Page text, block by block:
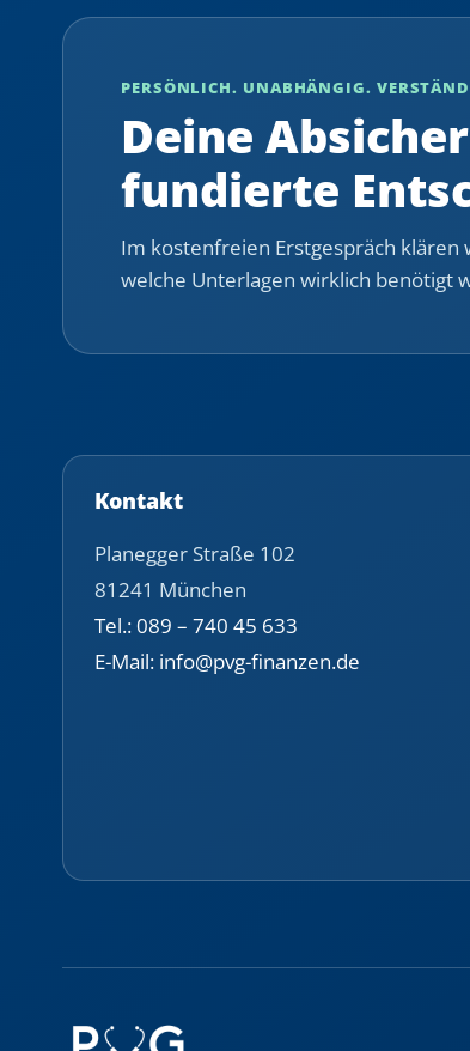
PERSÖNLICH. UNABHÄNGIG.
Deine
fundierte
Im kostenfreien Erstgespräch klären
welche Unterlagen wirklich benötigt
Kontakt
Planegger Straße 102
81241 München
Tel.: 089 – 740 45 633
E-Mail: info@pvg-finanzen.de